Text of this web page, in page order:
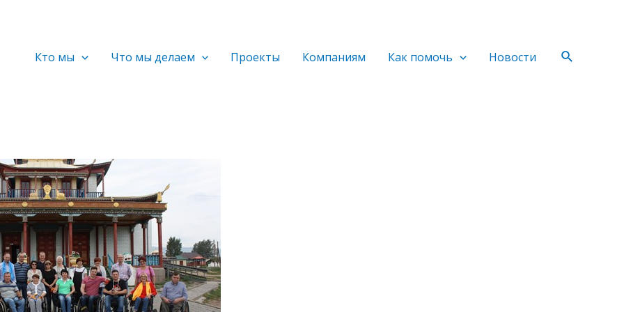
Кто мы Что мы делаем Проекты Компаниям Как помочь Новости Поиск